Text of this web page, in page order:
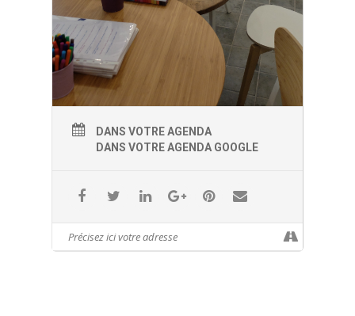
DANS VOTRE AGENDA
DANS VOTRE AGENDA GOOGLE